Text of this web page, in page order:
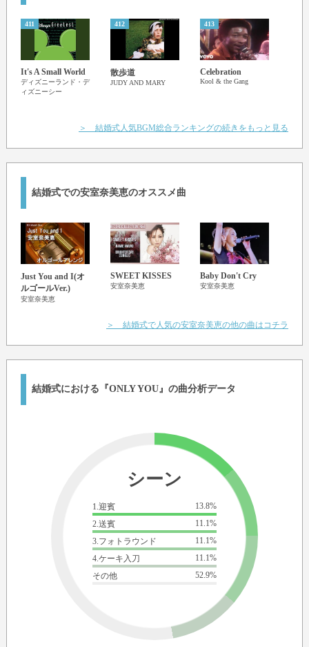
Only you
Only you
The only thing that can touch me is you
The only thing that can touch me is you
411
It's A Small World
ディズニーランド・デ
ィズニーシー
412
散歩道
JUDY AND MARY
413
Celebration
Kool & the Gang
＞ 結婚式人気BGM総合ランキングの続きをもっと見る
結婚式での安室奈美恵のオススメ曲
Just You and I(オ
ルゴールVer.)
安室奈美恵
SWEET KISSES
安室奈美恵
Baby Don't Cry
安室奈美恵
＞ 結婚式で人気の安室奈美恵の他の曲はコチラ
結婚式における『ONLY YOU』の曲分析データ
シーン
1.迎賓
13.8%
2.送賓
11.1%
3.フォトラウンド
11.1%
4.ケーキ入刀
11.1%
その他
52.9%